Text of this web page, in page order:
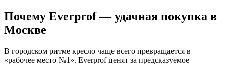
Почему Everprof — удачная покупка в
Москве
В городском ритме кресло чаще всего превращается в
«рабочее место №1». Everprof ценят за предсказуемое